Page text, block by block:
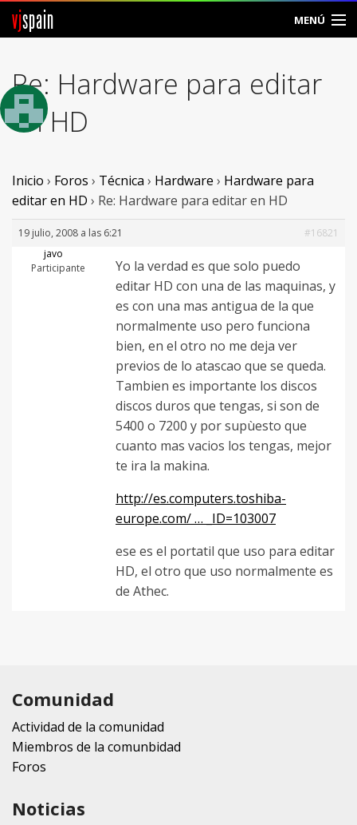
vjspain MENÚ
Foros
Noticias
Vjspain
Ayuda
Contacto
Re: Hardware para editar
en HD
Inicio › Foros › Técnica › Hardware › Hardware para
editar en HD › Re: Hardware para editar en HD
19 julio, 2008 a las 6:21
#16821
javo
Participante
Yo la verdad es que solo puedo
editar HD con una de las maquinas, y
es con una mas antigua de la que
normalmente uso pero funciona
bien, en el otro no me deja ver
previos de lo atascao que se queda.
Tambien es importante los discos
discos duros que tengas, si son de
5400 o 7200 y por supùesto que
cuanto mas vacios los tengas, mejor
te ira la makina.
http://es.computers.toshiba-
europe.com/ … _ID=103007
ese es el portatil que uso para editar
HD, el otro que uso normalmente es
de Athec.
Comunidad
Actividad de la comunidad
Miembros de la comunbidad
Foros
Noticias